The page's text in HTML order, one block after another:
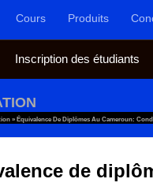
Cours Produits
Inscription des étudiants
» Équivalence De Diplômes Au Cameroun:
de